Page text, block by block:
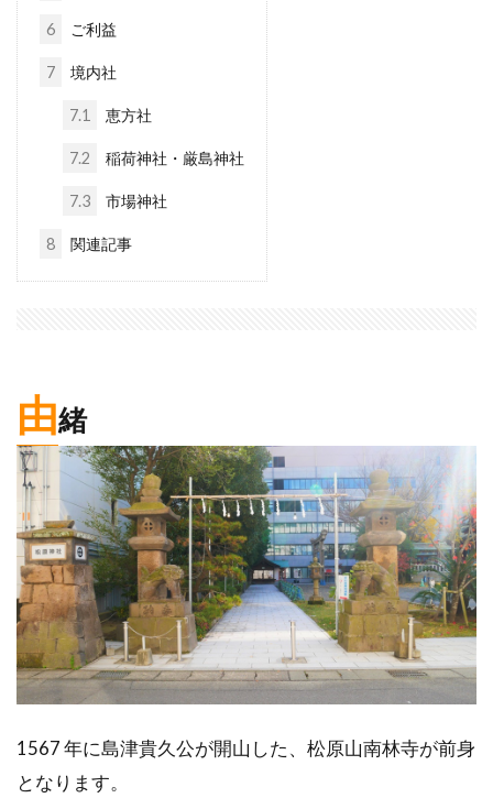
6 ご利益
7 境内社
7.1 恵方社
7.2 稲荷神社・厳島神社
7.3 市場神社
8 関連記事
由緒
1567 年に島津貴久公が開山した、松原山南林寺が前身
となります。